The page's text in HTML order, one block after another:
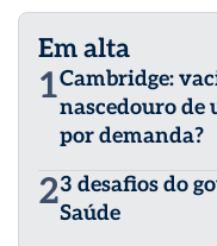
Em alta
1Cambridge:
nascedouro
por demanda?
23 desafios do
Saúde